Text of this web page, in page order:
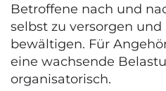
Betroffene nach und
selbst zu versorgen
bewältigen. Für
eine wachsende
organisatorisch.